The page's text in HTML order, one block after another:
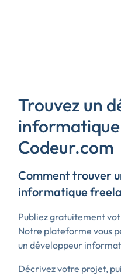
Trouvez un
Codeur.com
Comment trouver
informatique
Publiez gratuitement
Notre plateforme vous
un développeur
Décrivez votre projet,